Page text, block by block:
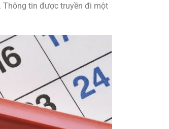
Thông tin được truyền đi một